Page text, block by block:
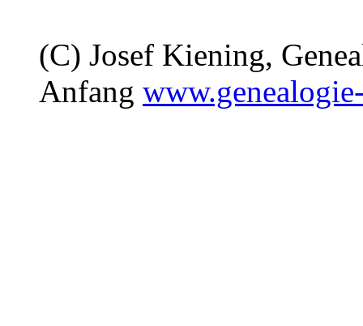
(C) Josef Kiening,
Anfang